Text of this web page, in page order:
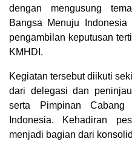
dengan mengusung
Bangsa Menuju
pengambilan keputusan
KMHDI.
Kegiatan tersebut diikuti
dari delegasi dan
serta Pimpinan
Indonesia. Kehadiran
menjadi bagian dari